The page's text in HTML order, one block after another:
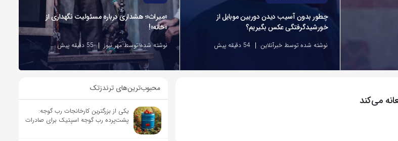
چطور بدون آسیب دیدن دوربین موبایل از
خورشیدگرفتگی عکس بگیریم؟
نوشته شده توسط خبرآنلاین 54 دقیقه پیش
«میراث»؛ هشداری درباره مسئولیت نگهداری از
«خانه»!
نوشته شده توسط مهر نیوز 55 دقیقه پیش
می‌کند
محبوب‌ترین‌های ترندزتک
یکی از بزرگترین کارخانجات رب گوجه:
پشت‌پرده رب گوجه اسپتیک برای صادرات